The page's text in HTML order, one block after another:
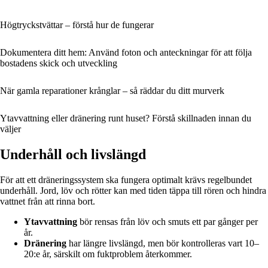
Högtryckstvättar – förstå hur de fungerar
Dokumentera ditt hem: Använd foton och anteckningar för att följa
bostadens skick och utveckling
När gamla reparationer krånglar – så räddar du ditt murverk
Ytavvattning eller dränering runt huset? Förstå skillnaden innan du
väljer
Underhåll och livslängd
För att ett dräneringssystem ska fungera optimalt krävs regelbundet
underhåll. Jord, löv och rötter kan med tiden täppa till rören och hindra
vattnet från att rinna bort.
Ytavvattning bör rensas från löv och smuts ett par gånger per
år.
Dränering har längre livslängd, men bör kontrolleras vart 10–
20:e år, särskilt om fuktproblem återkommer.